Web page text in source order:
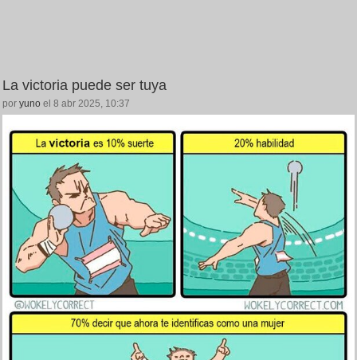
La victoria puede ser tuya
por yuno el 8 abr 2025, 10:37